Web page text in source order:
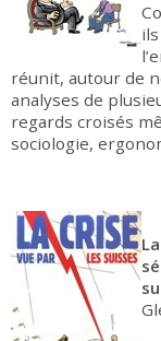
réunit, autour de
analyses de
regards croisés
sociologie,